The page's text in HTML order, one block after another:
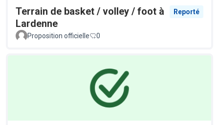
Terrain de basket / volley / foot à
Lardenne
Reporté
Proposition officielle 0